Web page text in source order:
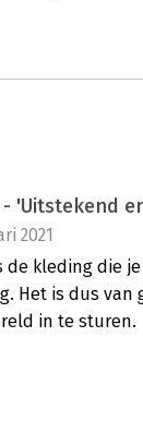
- 'Uitstekend
2021
de kleding die
Het is dus van
in te sturen.